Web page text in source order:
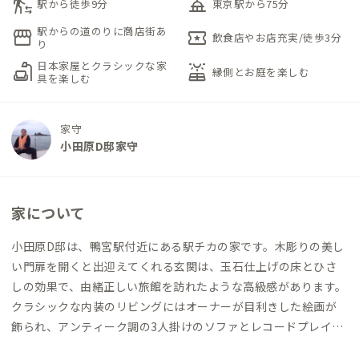
駅から徒歩9分 東京駅から75分
storefront 駅からの道のりに商店街あ
り
local_activity 飲食店やお店充実/徒歩3分
scene 日本家屋とクラシックな家
具を楽しむ
solar_power 縁側とお庭を楽しむ
家守
小田原D邸家守
家について
小田原D邸は、鴨宮駅付近にある駅チカの家です。木彫りの美し
い門扉を開くと出迎えてくれる玄関は、玉石仕上げの床とひさ
しの効果で、由緒正しい旅館を訪れたような高級感があります。
クラシックな内装のリビングにはオーナーが目利きした絵画が
飾られ、アンティーク調の3人掛けのソファとレコードプレイヤ